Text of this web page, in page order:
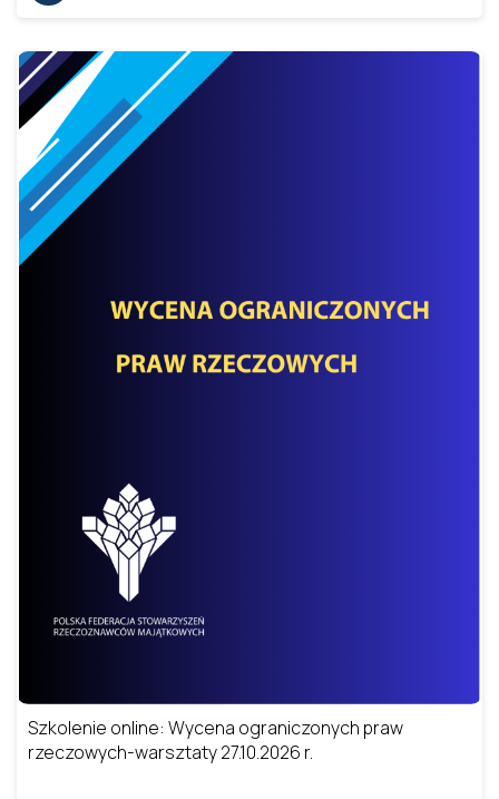
Szkolenie online: Wycena ograniczonych praw
rzeczowych-warsztaty 27.10.2026 r.